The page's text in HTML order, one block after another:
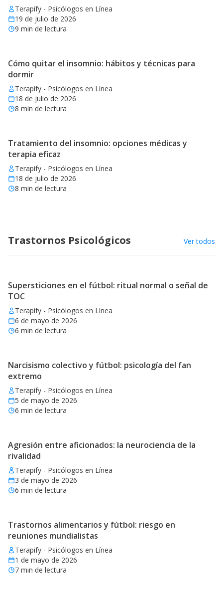
Terapify - Psicólogos en Línea
19 de julio de 2026
9 min de lectura
Cómo quitar el insomnio: hábitos y técnicas para
dormir
Terapify - Psicólogos en Línea
18 de julio de 2026
8 min de lectura
Tratamiento del insomnio: opciones médicas y
terapia eficaz
Terapify - Psicólogos en Línea
18 de julio de 2026
8 min de lectura
Trastornos Psicológicos Ver todos
Supersticiones en el fútbol: ritual normal o señal de
TOC
Terapify - Psicólogos en Línea
6 de mayo de 2026
6 min de lectura
Narcisismo colectivo y fútbol: psicología del fan
extremo
Terapify - Psicólogos en Línea
5 de mayo de 2026
6 min de lectura
Agresión entre aficionados: la neurociencia de la
rivalidad
Terapify - Psicólogos en Línea
3 de mayo de 2026
6 min de lectura
Trastornos alimentarios y fútbol: riesgo en
reuniones mundialistas
Terapify - Psicólogos en Línea
1 de mayo de 2026
7 min de lectura